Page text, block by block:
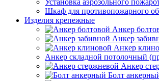
Установка аэрозольного
Шкаф для противопожарного
Изделия крепежные
Анкер
Анкер
Анкер
Анкер складной потолочный
Анкер
Болт